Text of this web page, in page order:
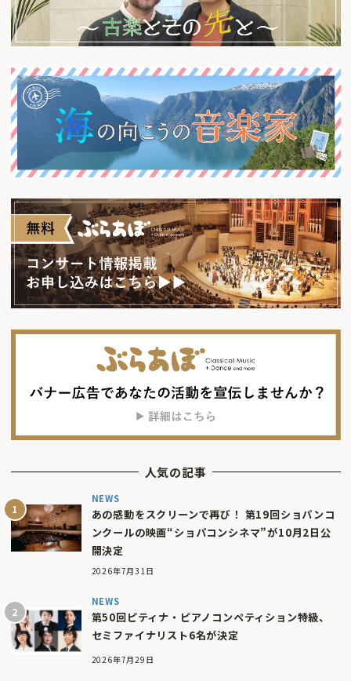
人気の記事
NEWS
あの感動をスクリーンで再び！ 第19回ショパンコ
ンクールの映画“ショパコンシネマ”が10月2日公
開決定
2026年7月31日
NEWS
第50回ピティナ・ピアノコンペティション特級、
セミファイナリスト6名が決定
2026年7月29日